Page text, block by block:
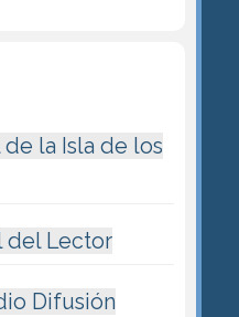
de la Isla de los
del Lector
Difusión